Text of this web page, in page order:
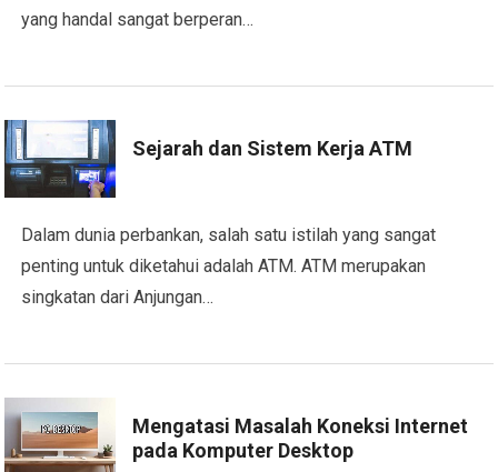
yang handal sangat berperan…
Sejarah dan Sistem Kerja ATM
Dalam dunia perbankan, salah satu istilah yang sangat
penting untuk diketahui adalah ATM. ATM merupakan
singkatan dari Anjungan…
Mengatasi Masalah Koneksi Internet
pada Komputer Desktop